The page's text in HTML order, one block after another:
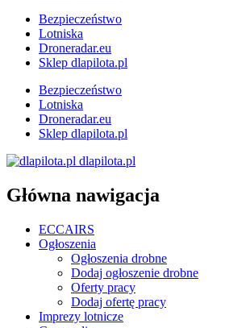
Bezpieczeństwo
Lotniska
Droneradar.eu
Sklep dlapilota.pl
Bezpieczeństwo
Lotniska
Droneradar.eu
Sklep dlapilota.pl
dlapilota.pl
Główna nawigacja
ECCAIRS
Ogłoszenia
Ogłoszenia drobne
Dodaj ogłoszenie drobne
Oferty pracy
Dodaj ofertę pracy
Imprezy lotnicze